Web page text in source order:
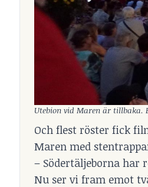
Utebion vid Maren är tillbaka.
Och flest röster fick
Maren med
– Södertäljeborna
Nu ser vi fram emot